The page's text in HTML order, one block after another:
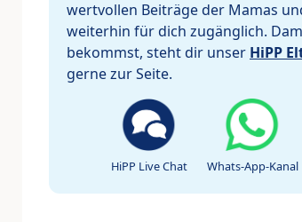
wertvollen Beiträge der Mamas
weiterhin für dich zugänglich.
bekommst, steht dir unser HiPP
gerne zur Seite.
HiPP Live Chat Whats-App-Kanal